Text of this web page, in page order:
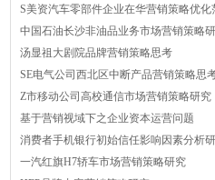
S美资汽车零部件企业在华营销策略优化
中国石油长沙非油品业务市场营销策略研
汤显祖大剧院品牌营销策略思考
SE电气公司西北区中断产品营销策略思
Z市移动公司高校通信市场营销策略研究
基于营销视域下之企业资本运营问题
消费者手机银行初始信任影响因素分析研
一汽红旗H7轿车市场营销策略研究